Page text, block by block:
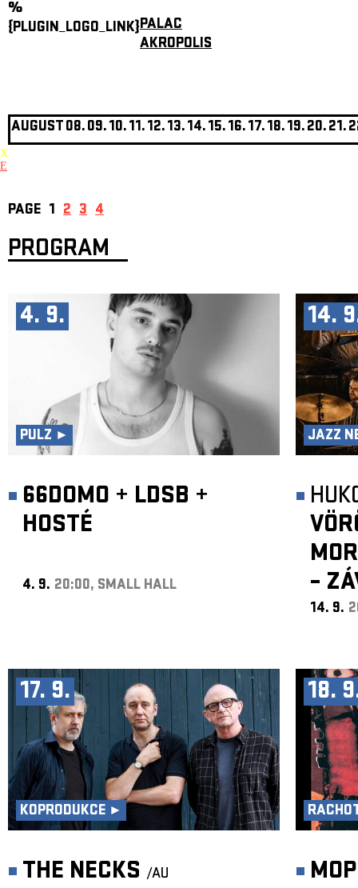
%
{PLUGIN_LOGO_LINK}PALAC
AKROPOLIS
AUGUST08.09.10.11.12.13.14.15.16.17.18.19.20.21.
X
E
PAGE 1 2 3 4
PROGRAM
4. 9.
PULZ ►
66DOMO + LDSB +
HOSTÉ
4. 9. 20:00, SMALL HALL
14.
JAZZ
–
14. 9.
17. 9.
KOPRODUKCE ►
THE NECKS /AU
18.